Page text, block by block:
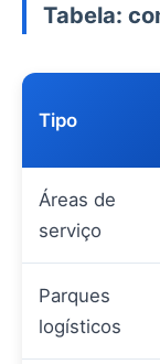
Tabela:
Tipo
Áreas de
serviço
Parques
logísticos